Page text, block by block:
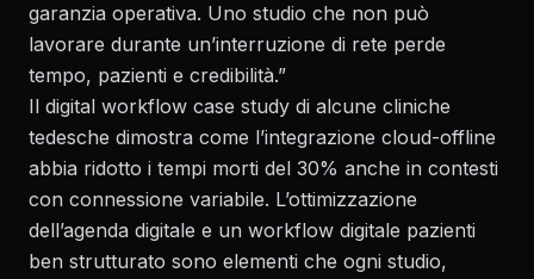
garanzia operativa. Uno studio che non può
lavorare durante un’interruzione di rete perde
tempo, pazienti e credibilità.”
Il digital workflow case study di alcune cliniche
tedesche dimostra come l’integrazione cloud-offline
abbia ridotto i tempi morti del 30% anche in contesti
con connessione variabile. L’ottimizzazione
dell’agenda digitale e un workflow digitale pazienti
ben strutturato sono elementi che ogni studio,